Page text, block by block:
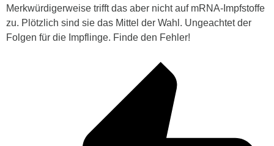
Merkwürdigerweise trifft das aber nicht auf mRNA-Impfstoffe
zu. Plötzlich sind sie das Mittel der Wahl. Ungeachtet der
Folgen für die Impflinge. Finde den Fehler!